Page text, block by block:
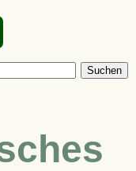
Suchen